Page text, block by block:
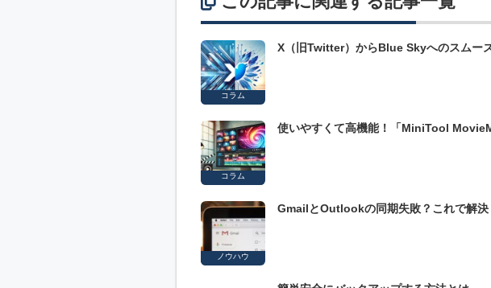
コラム
X（旧Twitter）からBlue Skyへのスムー
コラム
使いやすくて高機能！「MiniTool
ノウハウ
GmailとOutlookの同期失敗？これで解決